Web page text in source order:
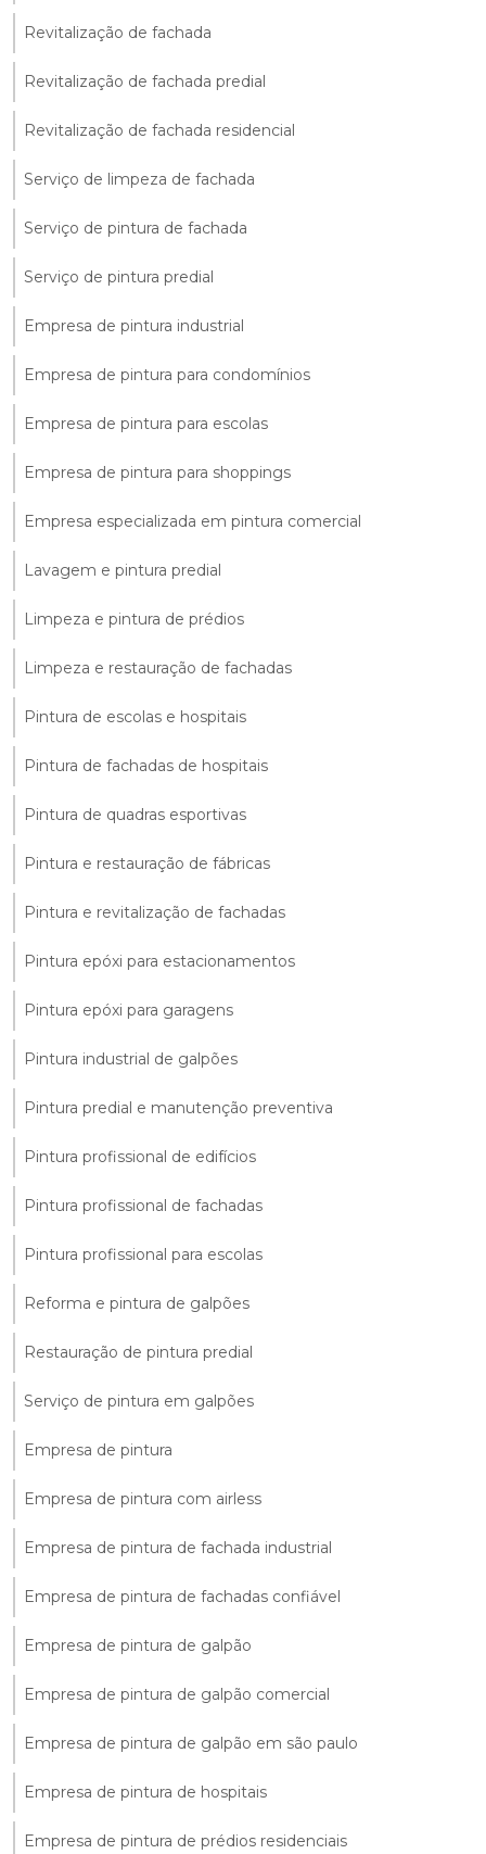
Revitalização de fachada
Revitalização de fachada predial
Revitalização de fachada residencial
Serviço de limpeza de fachada
Serviço de pintura de fachada
Serviço de pintura predial
Empresa de pintura industrial
Empresa de pintura para condomínios
Empresa de pintura para escolas
Empresa de pintura para shoppings
Empresa especializada em pintura comercial
Lavagem e pintura predial
Limpeza e pintura de prédios
Limpeza e restauração de fachadas
Pintura de escolas e hospitais
Pintura de fachadas de hospitais
Pintura de quadras esportivas
Pintura e restauração de fábricas
Pintura e revitalização de fachadas
Pintura epóxi para estacionamentos
Pintura epóxi para garagens
Pintura industrial de galpões
Pintura predial e manutenção preventiva
Pintura profissional de edifícios
Pintura profissional de fachadas
Pintura profissional para escolas
Reforma e pintura de galpões
Restauração de pintura predial
Serviço de pintura em galpões
Empresa de pintura
Empresa de pintura com airless
Empresa de pintura de fachada industrial
Empresa de pintura de fachadas confiável
Empresa de pintura de galpão
Empresa de pintura de galpão comercial
Empresa de pintura de galpão em são paulo
Empresa de pintura de hospitais
Empresa de pintura de prédios residenciais